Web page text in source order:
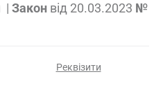
| Закон від 20.03.2023 №
Реквізити